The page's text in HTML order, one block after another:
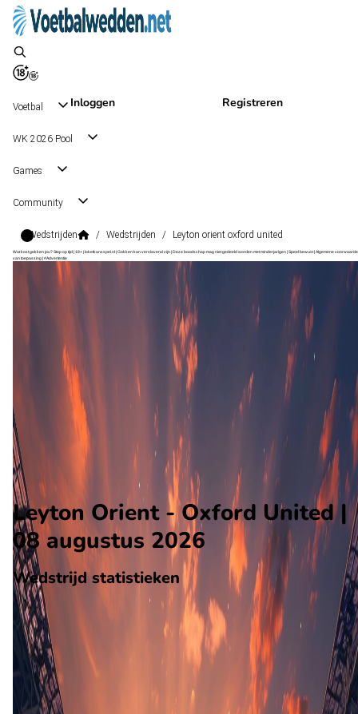
Inloggen Registreren
Voetbal
WK 2026 Pool
Games
Community
Wedstrijden / Wedstrijden / Leyton orient oxford united
Wat kost gokken jou? Stop op tijd | 18+ | loketkansspel.nl | Gokken kan verslavend zijn | Deze boodschap mag niet gedeeld worden met minderjarigen | Speel bewust | Algemene
van toepassing | #Advertentie
EFL Cup
Oxford United
Alle wedstrijden
Leyton Orient - Oxford United
Opstellingen
Voorspelling
Voorbeschouwing
Leyton Orient - Oxford United |
08 augustus 2026
Wedstrijd statistieken
Verloop
Statistieken
Eindscore (2 - 0)
Eerste helft
F. Stevens
A. Emakhu